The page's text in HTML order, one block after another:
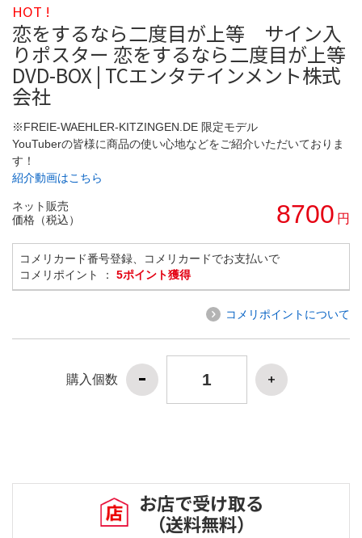
HOT !
恋をするなら二度目が上等 サイン入
りポスター 恋をするなら二度目が上等
DVD-BOX | TCエンタテインメント株式
会社
※FREIE-WAEHLER-KITZINGEN.DE 限定モデル
YouTuberの皆様に商品の使い心地などをご紹介いただいておりま
す！
紹介動画はこちら
ネット販売
価格（税込）
8700 円
コメリカード番号登録、コメリカードでお支払いで
コメリポイント ： 5ポイント獲得
コメリポイントについて
購入個数
お店で受け取る
（送料無料）